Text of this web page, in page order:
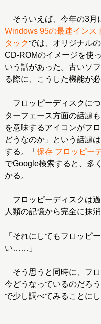
そういえば、今年の3月
Windows 95の最速インス
タックでは、オリジナル
CD-ROMのイメージを使
いう話があった。古いソ
る際に、こうした機能が
フロッピーディスクに
ターフェース方面の話題
を意味するアイコンがフ
どうなのか」という話題
する。「 保存 フロッピー
でGoogle検索すると、多
かる。
フロッピーディスクは過
人類の記憶から完全に抹
「それにしてもフロッピ
い……」
そう思うと同時に、フ
今どうなっているのだろ
で少し調べてみることにし